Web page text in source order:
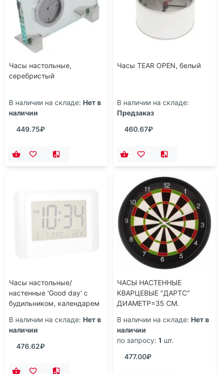
Часы настольные,
серебристый
В наличии на складе: Нет в
наличии
449.75₽
Часы TEAR OPEN, белый
В наличии на складе:
Предзаказ
460.67₽
Часы настольные/
настенные 'Good day' с
будильником, календарем
В наличии на складе: Нет в
наличии
476.62₽
ЧАСЫ НАСТЕННЫЕ
КВАРЦЕВЫЕ "ДАРТС"
ДИАМЕТР=35 СМ.
СМ. (КОР=6ШТ.)
В наличии на складе: Нет в
наличии
по запросу: 1 шт.
477.00₽